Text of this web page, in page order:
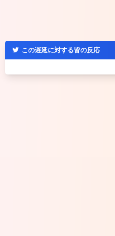
この遅延に対する皆の反応